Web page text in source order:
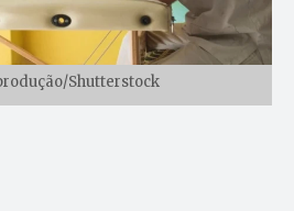
Shutterstock